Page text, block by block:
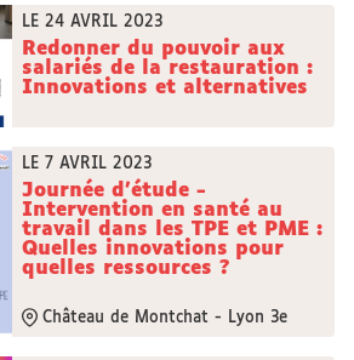
LE 24 AVRIL 2023
Redonner du pouvoir aux
salariés de la restauration :
Innovations et alternatives
LE 7 AVRIL 2023
Journée d'étude -
Intervention en santé au
travail dans les TPE et PME :
Quelles innovations pour
quelles ressources ?
Château de Montchat - Lyon 3e